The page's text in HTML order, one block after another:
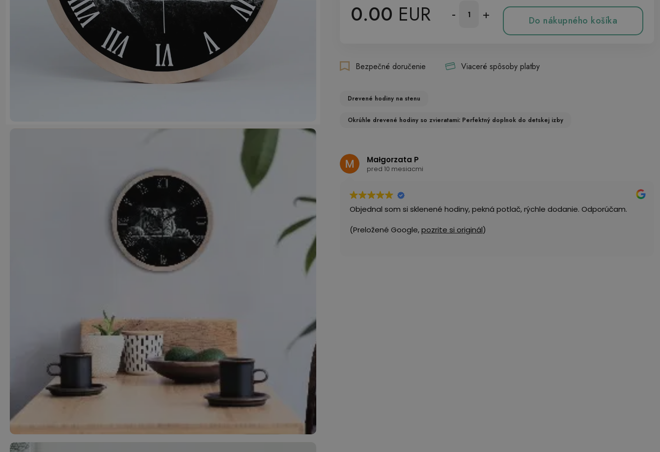
0.00 EUR - + Do nákupného košíka
Bezpečné doručenie Viaceré spôsoby platby
Drevené hodiny na stenu
Okrúhle drevené hodiny so zvieratami: Perfektný doplnok do detskej izby
Małgorzata P
pred 10 mesiacmi
Objednal som si sklenené hodiny, pekná potlač, rýchle dodanie. Odporúčam.
(Preložené Google,pozrite si originál)